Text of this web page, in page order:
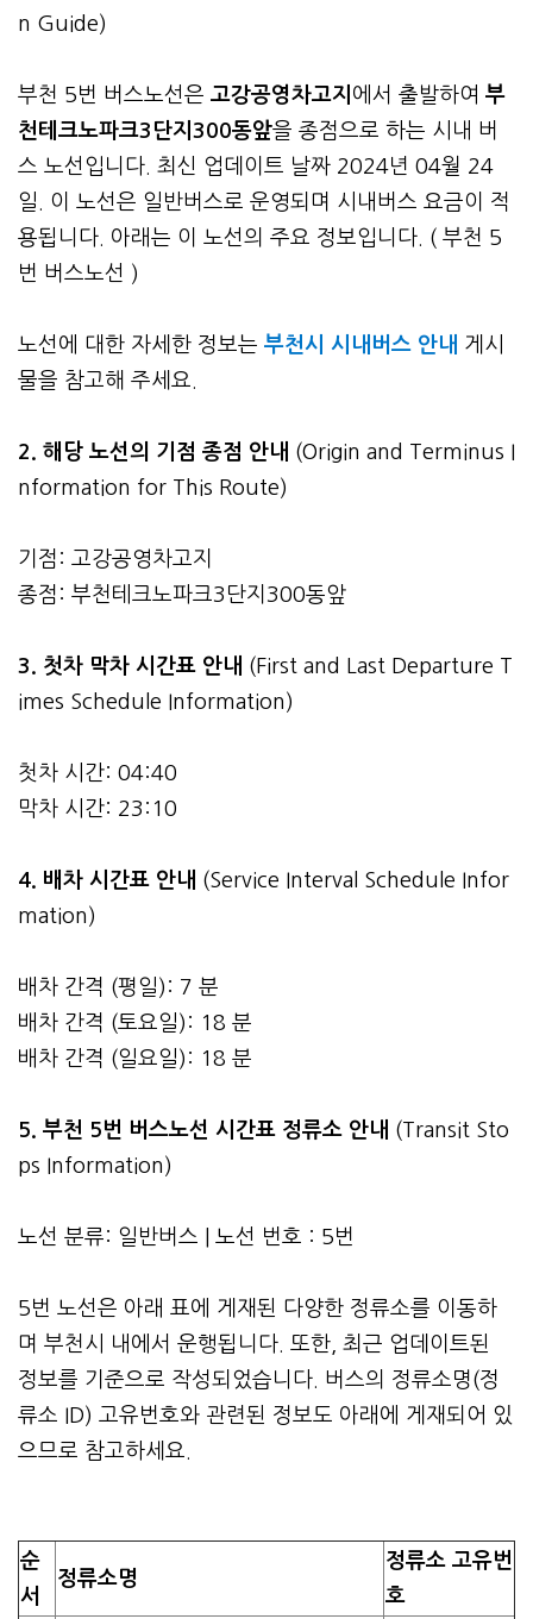
n Guide)
부천 5번 버스노선은 고강공영차고지 에서 출발하여 부
천테크노파크3단지300동앞을 종점으로 하는 시내 버
스 노선입니다. 최신 업데이트 날짜 2024년 04월 24
일. 이 노선은 일반버스로 운영되며 시내버스 요금이 적
용됩니다. 아래는 이 노선의 주요 정보입니다. ( 부천 5
번 버스노선 )
노선에 대한 자세한 정보는 부천시 시내버스 안내 게시
물을 참고해 주세요.
2. 해당 노선의 기점 종점 안내 (Origin and Terminus I
nformation for This Route)
기점: 고강공영차고지
종점: 부천테크노파크3단지300동앞
3. 첫차 막차 시간표 안내 (First and Last Departure T
imes Schedule Information)
첫차 시간: 04:40
막차 시간: 23:10
4. 배차 시간표 안내 (Service Interval Schedule Infor
mation)
배차 간격 (평일): 7 분
배차 간격 (토요일): 18 분
배차 간격 (일요일): 18 분
5. 부천 5번 버스노선 시간표 정류소 안내 (Transit Sto
ps Information)
노선 분류: 일반버스 | 노선 번호 : 5번
5번 노선은 아래 표에 게재된 다양한 정류소를 이동하
며 부천시 내에서 운행됩니다. 또한, 최근 업데이트된
정보를 기준으로 작성되었습니다. 버스의 정류소명(정
류소 ID) 고유번호와 관련된 정보도 아래에 게재되어 있
으므로 참고하세요.
순
서
정류소명
정류소 고유번
호